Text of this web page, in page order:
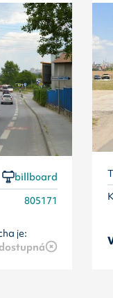
billboard
805171
je: